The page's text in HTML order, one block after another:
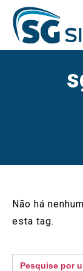
Não há
esta tag.
Search
for: